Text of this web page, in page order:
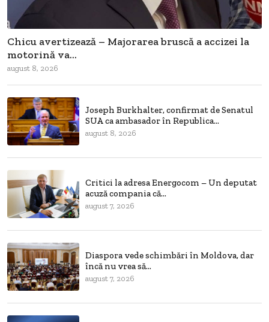
Chicu avertizează – Majorarea bruscă a accizei la
motorină va...
august 8, 2026
Joseph Burkhalter, confirmat de Senatul
SUA ca ambasador în Republica...
august 8, 2026
Critici la adresa Energocom – Un deputat
acuză compania că...
august 7, 2026
Diaspora vede schimbări în Moldova, dar
încă nu vrea să...
august 7, 2026